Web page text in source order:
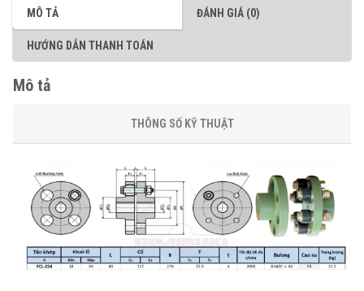
MÔ TẢ ĐÁNH GIÁ (0)
HƯỚNG DẪN THANH TOÁN
Mô tả
THÔNG SỐ KỸ THUẬT